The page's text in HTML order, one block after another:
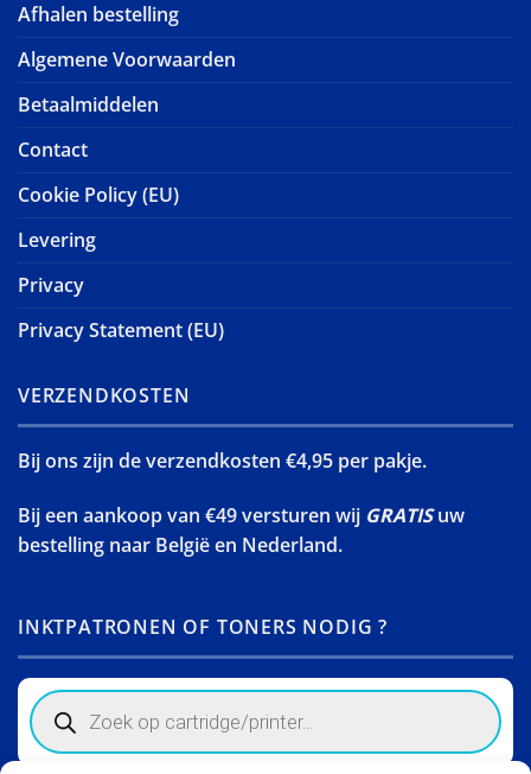
Afhalen bestelling
Algemene Voorwaarden
Betaalmiddelen
Contact
Cookie Policy (EU)
Levering
Privacy
Privacy Statement (EU)
VERZENDKOSTEN
Bij ons zijn de verzendkosten €4,95 per pakje.
Bij een aankoop van €49 versturen wij GRATISuw
bestelling naar België en Nederland.
INKTPATRONEN OF TONERS NODIG ?
Products
search